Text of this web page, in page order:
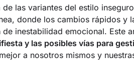
de las variantes del estilo
donde los cambios rápidos y
inestabilidad emocional. Este
y las posibles vías para
a nosotros mismos y